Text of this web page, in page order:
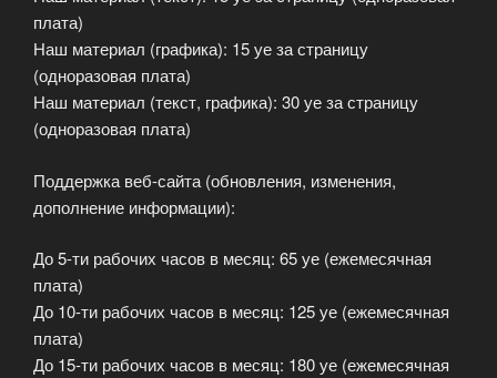
плата)
Наш материал (графика): 15 уе за страницу
(одноразовая плата)
Наш материал (текст, графика): 30 уе за страницу
(одноразовая плата)
Поддержка веб-сайта (обновления, изменения,
дополнение информации):
До 5-ти рабочих часов в месяц: 65 уе (ежемесячная
плата)
До 10-ти рабочих часов в месяц: 125 уе (ежемесячная
плата)
До 15-ти рабочих часов в месяц: 180 уе (ежемесячная